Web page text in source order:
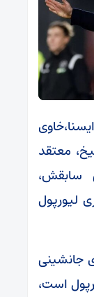
معتقد
سابقش،
لیورپول
جانشینی
است،